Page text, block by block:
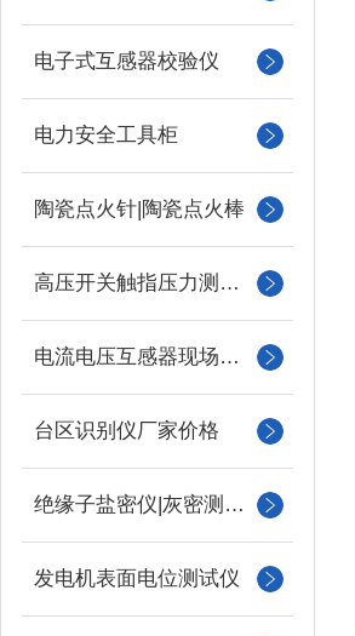
电子式互感器校验仪
电力安全工具柜
陶瓷点火针|陶瓷点火棒
高压开关触指压力测试仪
电流电压互感器现场校验仪
台区识别仪厂家价格
绝缘子盐密仪|灰密测试仪
发电机表面电位测试仪